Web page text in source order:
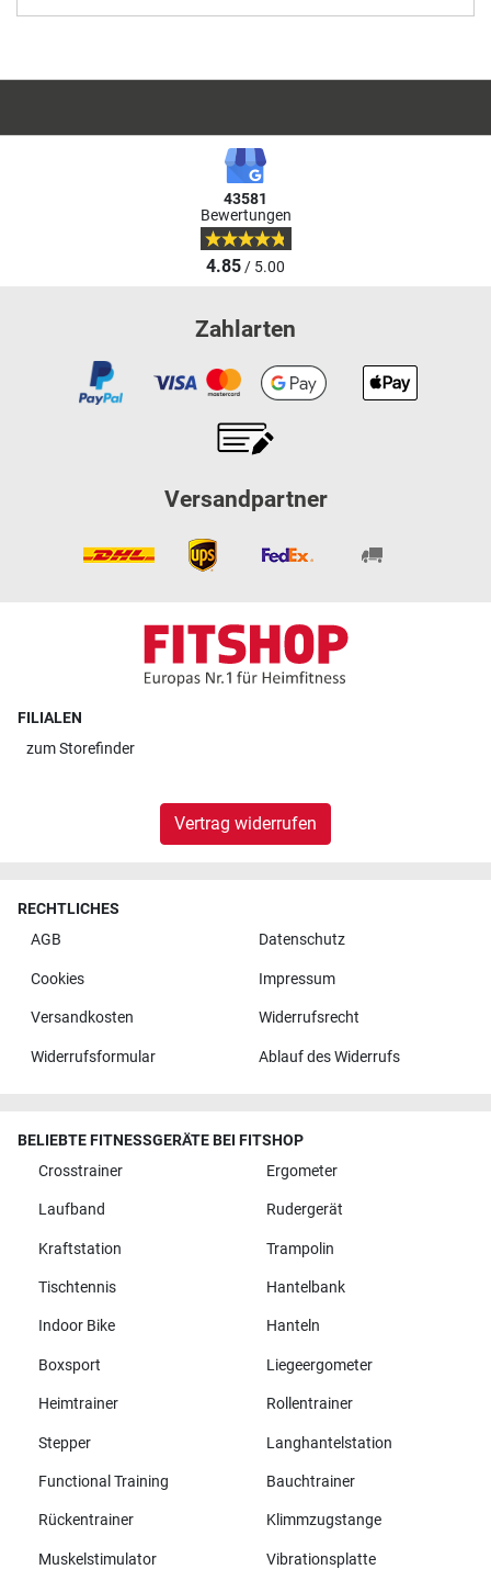
43581
Bewertungen
4.85/ 5.00
Zahlarten
Versandpartner
FILIALEN
zumStorefinder
Vertrag widerrufen
RECHTLICHES
AGB
Datenschutz
Cookies Impressum
Versandkosten Widerrufsrecht
Widerrufsformular Ablauf des Widerrufs
BELIEBTE FITNESSGERÄTE BEI FITSHOP
Crosstrainer
Ergometer
Laufband Rudergerät
Kraftstation Trampolin
Tischtennis Hantelbank
Indoor Bike Hanteln
Boxsport Liegeergometer
Heimtrainer Rollentrainer
Stepper Langhantelstation
Functional Training Bauchtrainer
Rückentrainer Klimmzugstange
Muskelstimulator Vibrationsplatte